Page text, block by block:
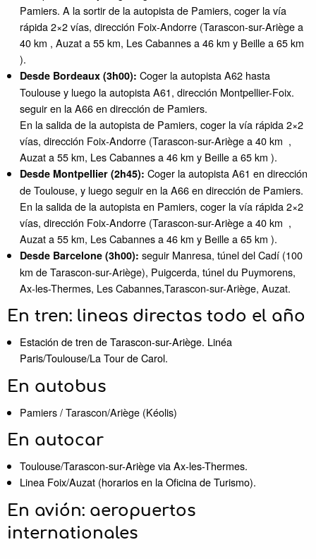
Pamiers. A la sortir de la autopista de Pamiers, coger la vía
rápida 2×2 vías, dirección Foix-Andorre (Tarascon-sur-Ariège a
40 km , Auzat a 55 km, Les Cabannes a 46 km y Beille a 65 km
).
Desde Bordeaux (3h00): Coger la autopista A62 hasta
Toulouse y luego la autopista A61, dirección Montpellier-Foix.
seguir en la A66 en dirección de Pamiers.
En la salida de la autopista de Pamiers, coger la vía rápida 2×2
vías, dirección Foix-Andorre (Tarascon-sur-Ariège a 40 km ,
Auzat a 55 km, Les Cabannes a 46 km y Beille a 65 km ).
Desde Montpellier (2h45): Coger la autopista A61 en dirección
de Toulouse, y luego seguir en la A66 en dirección de Pamiers.
En la salida de la autopista en Pamiers, coger la vía rápida 2×2
vías, dirección Foix-Andorre (Tarascon-sur-Ariège a 40 km ,
Auzat a 55 km, Les Cabannes a 46 km y Beille a 65 km ).
Desde Barcelone (3h00): seguir Manresa, túnel del Cadí (100
km de Tarascon-sur-Ariège), Puigcerda, túnel du Puymorens,
Ax-les-Thermes, Les Cabannes,Tarascon-sur-Ariège, Auzat.
En tren: lineas directas todo el año
Estación de tren de Tarascon-sur-Ariège. Linéa
Paris/Toulouse/La Tour de Carol.
En autobus
Pamiers / Tarascon/Ariège (Kéolis)
En autocar
Toulouse/Tarascon-sur-Ariège via Ax-les-Thermes.
Linea Foix/Auzat (horarios en la Oficina de Turismo).
En avión: aeropuertos
internationales